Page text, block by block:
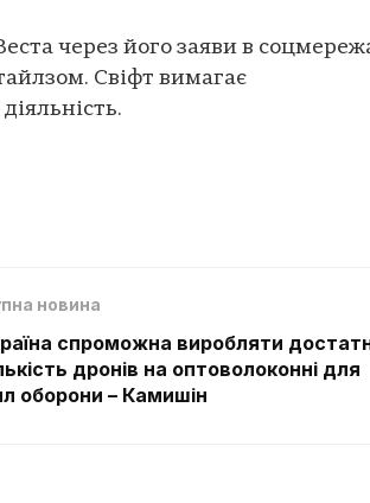
через його заяви в
Свіфт вимагає
новина
спроможна виробляти
дронів на оптоволоконні для
оборони – Камишін